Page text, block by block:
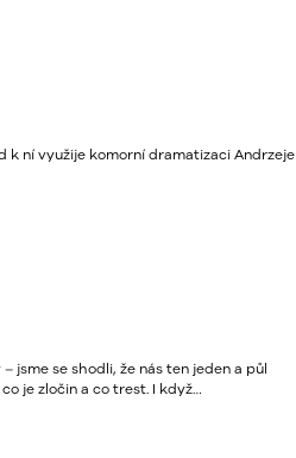
k ní využije komorní dramatizaci Andrzeje
jsme se shodli, že nás ten jeden a půl
je zločin a co trest. I když…